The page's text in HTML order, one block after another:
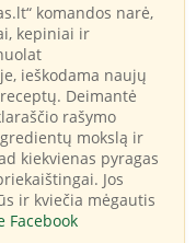
komandos narė,
kepiniai ir
ieškodama naujų
Deimantė
rašymo
mokslą ir
kiekvienas pyragas
Jos
ir kviečia mėgautis
Facebook